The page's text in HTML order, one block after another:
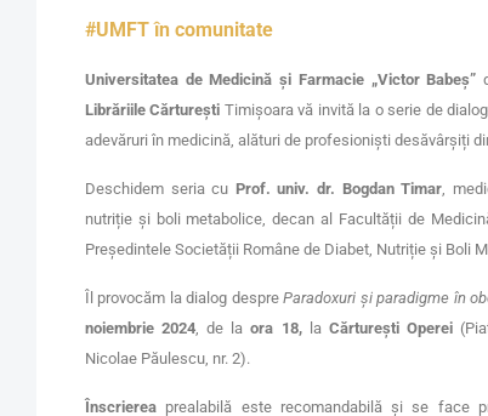
#UMFT în comunitate
Universitatea de Medicină și Farmacie „Victor Babeș”
Librăriile Cărturești Timișoara vă invită la o serie de
adevăruri în medicină, alături de profesioniști desăvârșiți
Deschidem seria cu Prof. univ. dr. Bogdan Timar,
nutriție și boli metabolice, decan al Facultății de
Președintele Societății Române de Diabet, Nutriție și Boli
Îl provocăm la dialog despreParadoxuri și paradigme în
noiembrie 2024, de laora 18,la Cărturești Operei
Nicolae Păulescu, nr. 2).
Înscriereaprealabilă este recomandabilă și se face